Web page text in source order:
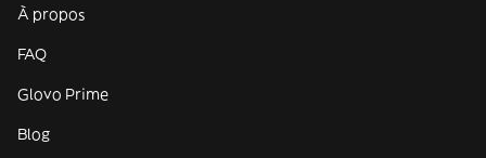
À propos
FAQ
Glovo Prime
Blog